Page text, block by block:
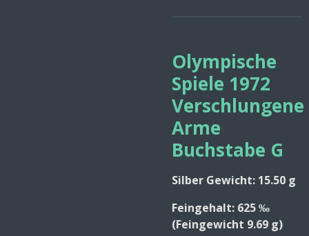
Olympische
Spiele 1972
Verschlungene
Arme
Buchstabe G
Silber Gewicht: 15.50 g
Feingehalt: 625 ‰
(Feingewicht 9.69 g)